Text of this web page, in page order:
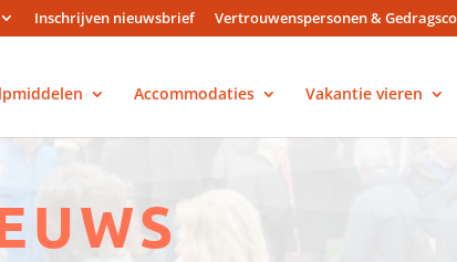
Inschrijven nieuwsbrief Vertrouwenspersonen &
Accommodaties Vakantie vieren